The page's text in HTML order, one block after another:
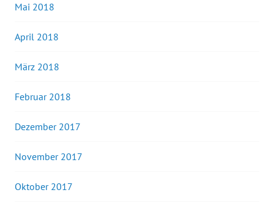
Mai 2018
April 2018
März 2018
Februar 2018
Dezember 2017
November 2017
Oktober 2017